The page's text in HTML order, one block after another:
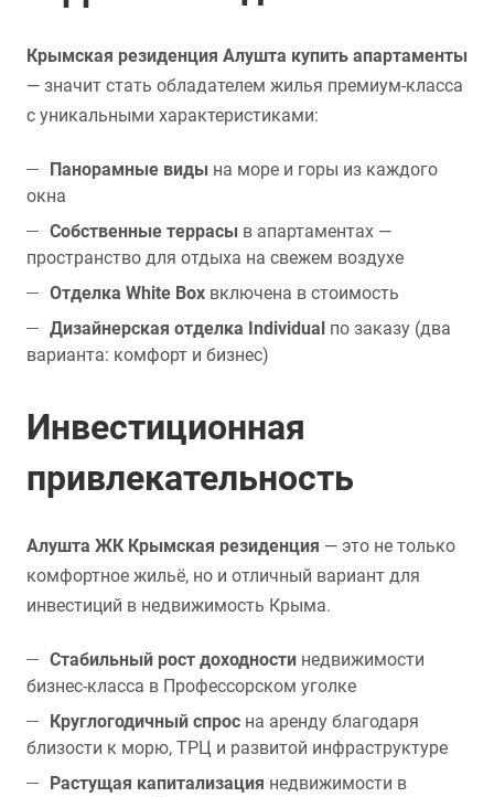
Крымская резиденция Алушта купить апартаменты
— значит стать обладателем жилья премиум-класса
с уникальными характеристиками:
Панорамные виды на море и горы из каждого
окна
Собственные террасы в апартаментах —
пространство для отдыха на свежем воздухе
Отделка White Box включена в стоимость
Дизайнерская отделка Individual по заказу (два
варианта: комфорт и бизнес)
Инвестиционная
привлекательность
Алушта ЖК Крымская резиденция — это не только
комфортное жильё, но и отличный вариант для
инвестиций в недвижимость Крыма.
Стабильный рост доходности недвижимости
бизнес-класса в Профессорском уголке
Круглогодичный спрос на аренду благодаря
близости к морю, ТРЦ и развитой инфраструктуре
Растущая капитализация недвижимости в